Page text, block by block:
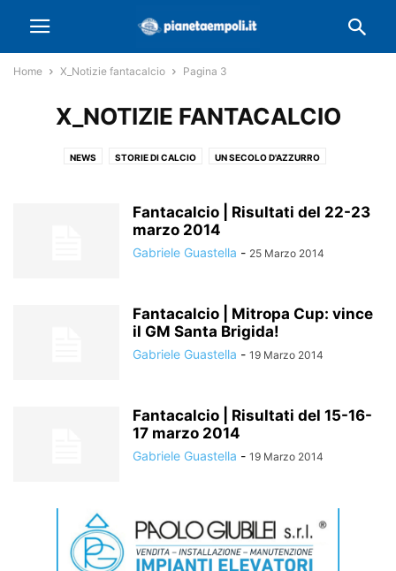
Home X_Notizie fantacalcio Pagina 3
X_NOTIZIE FANTACALCIO
NEWS STORIE DI CALCIO UN SECOLO D'AZZURRO
Fantacalcio | Risultati del 22-23
marzo 2014
Gabriele Guastella - 25 Marzo 2014
Fantacalcio | Mitropa Cup: vince
il GM Santa Brigida!
Gabriele Guastella - 19 Marzo 2014
Fantacalcio | Risultati del 15-16-
17 marzo 2014
Gabriele Guastella - 19 Marzo 2014